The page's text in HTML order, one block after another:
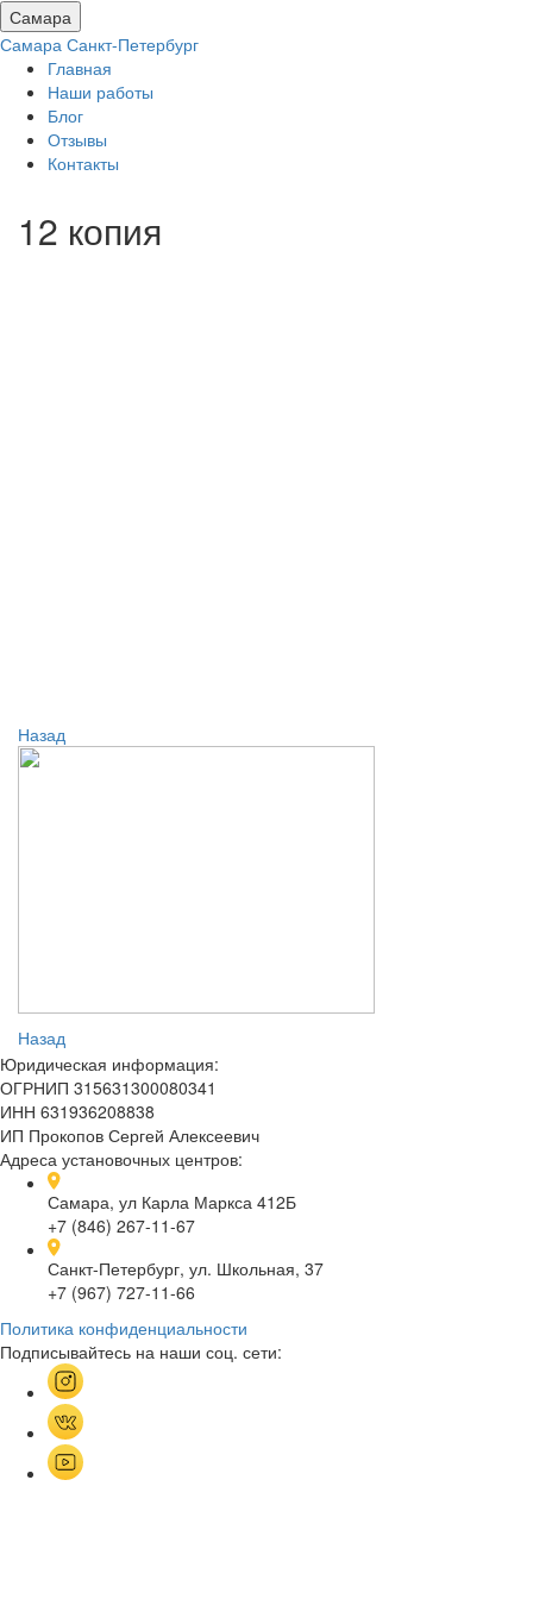
Самара
Самара Санкт-Петербург
Главная
Наши работы
Блог
Отзывы
Контакты
12 копия
Назад
Назад
Юридическая информация:
ОГРНИП 315631300080341
ИНН 631936208838
ИП Прокопов Сергей Алексеевич
Адреса установочных центров:
Самара, ул Карла Маркса 412Б
+7 (846) 267-11-67
Санкт-Петербург, ул. Школьная, 37
+7 (967) 727-11-66
Политика конфиденциальности
Подписывайтесь на наши соц. сети: